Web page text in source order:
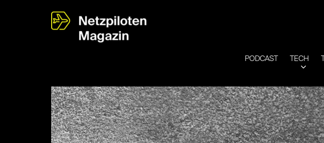
PODCAST TECH